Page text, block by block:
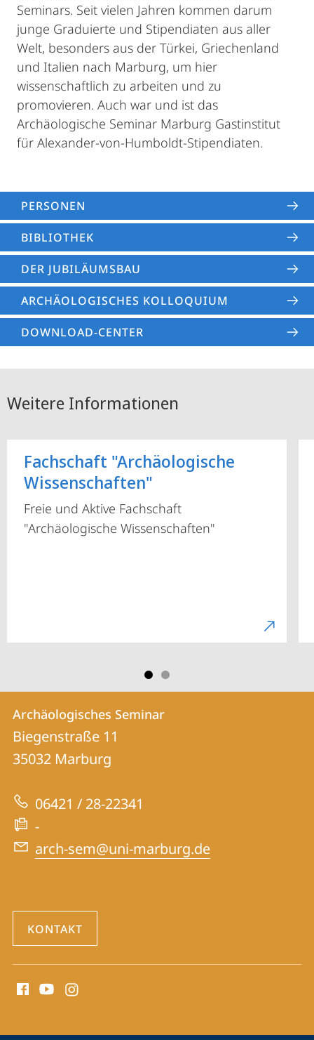
Seminars. Seit vielen Jahren kommen darum
junge Graduierte und Stipendiaten aus aller
Welt, besonders aus der Türkei, Griechenland
und Italien nach Marburg, um hier
wissenschaftlich zu arbeiten und zu
promovieren. Auch war und ist das
Archäologische Seminar Marburg Gastinstitut
für Alexander-von-Humboldt-Stipendiaten.
PERSONEN
BIBLIOTHEK
DER JUBILÄUMSBAU
ARCHÄOLOGISCHES KOLLOQUIUM
DOWNLOAD-CENTER
Weitere Informationen
Fachschaft "Archäologische
Wissenschaften"
Freie und Aktive Fachschaft
"Archäologische Wissenschaften"
Kontakt
und
Informationen
zur
Website
Kontaktinformationen
Archäologisches
Seminar
Archäologisches Seminar
Biegenstraße 11
35032 Marburg
06421 / 28-22341
-
arch-sem@uni-marburg.de
KONTAKT
Media